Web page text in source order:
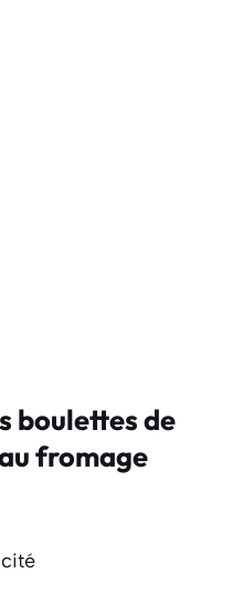
boulettes de
fromage